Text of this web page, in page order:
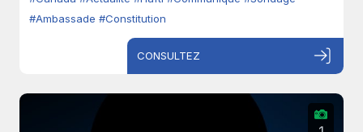
#Ambassade #Constitution
CONSULTEZ